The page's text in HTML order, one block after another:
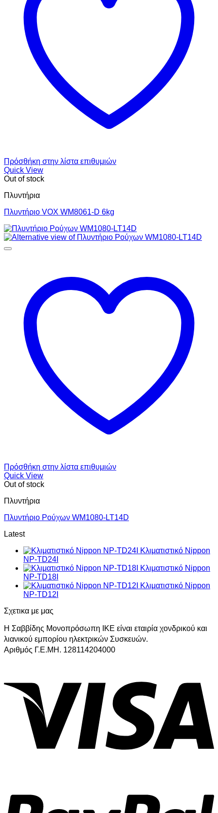
Πρόσθήκη στην λίστα επιθυμιών
Quick View
Out of stock
Πλυντήρια
Πλυντήριο VOX WM8061-D 6kg
Πρόσθήκη στην λίστα επιθυμιών
Quick View
Out of stock
Πλυντήρια
Πλυντήριο Ρούχων WM1080-LT14D
Latest
Κλιματιστικό Nippon
NP-TD24I
Κλιματιστικό Nippon
NP-TD18I
Κλιματιστικό Nippon
NP-TD12I
Σχετικα με μας
Η Σαββίδης Μονοπρόσωπη ΙΚΕ είναι εταιρία χονδρικού και
λιανικού εμπορίου ηλεκτρικών Συσκευών.
Αριθμός Γ.Ε.ΜΗ. 128114204000